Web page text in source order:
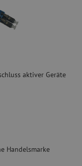
aktiver Geräte
Handelsmarke